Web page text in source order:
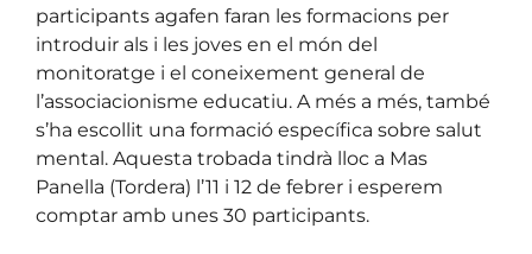
participants agafen faran les formacions per
introduir als i les joves en el món del
monitoratge i el coneixement general de
l’associacionisme educatiu. A més a més, també
s’ha escollit una formació específica sobre salut
mental. Aquesta trobada tindrà lloc a Mas
Panella (Tordera) l’11 i 12 de febrer i esperem
comptar amb unes 30 participants.